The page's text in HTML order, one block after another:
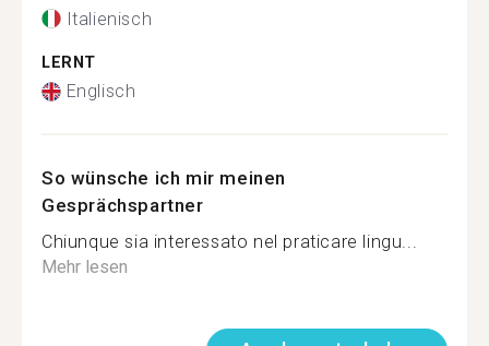
Italienisch
LERNT
Englisch
So wünsche ich mir meinen
Gesprächspartner
Chiunque sia interessato nel praticare lingu...
Mehr lesen